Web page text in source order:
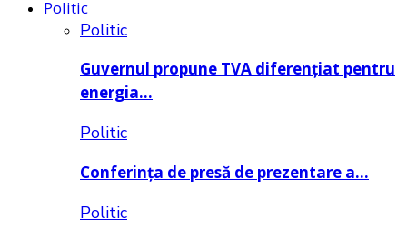
Politic
Politic
Guvernul propune TVA diferențiat pentru
energia…
Politic
Conferința de presă de prezentare a…
Politic